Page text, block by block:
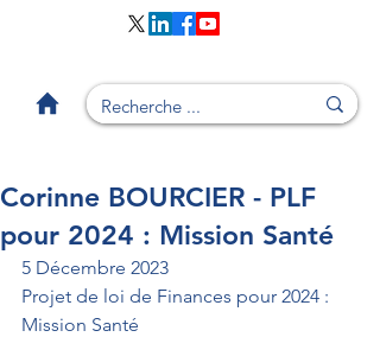
Corinne BOURCIER - PLF
pour 2024 : Mission Santé
5 Décembre 2023
Projet de loi de Finances pour 2024 :
Mission Santé